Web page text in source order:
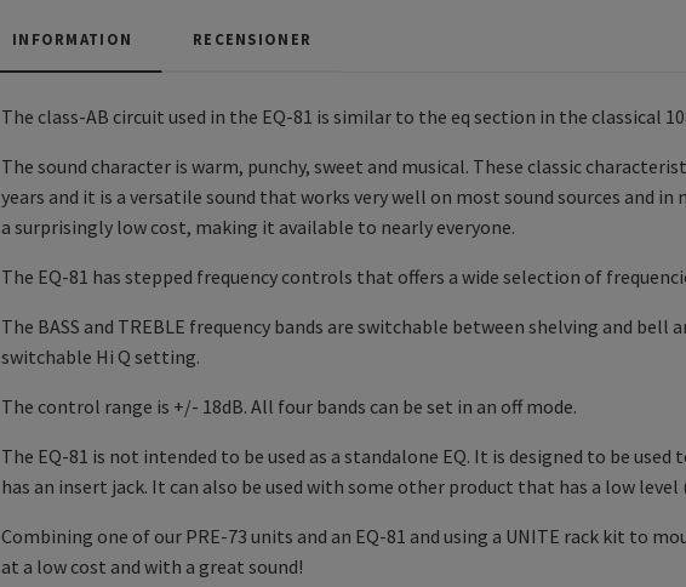
INFORMATION RECENSIONER
The class-AB circuit used in the EQ-81 is similar to the eq section in the classical
The sound character is warm, punchy, sweet and musical. These classic
years and it is a versatile sound that works very well on most sound sources and
a surprisingly low cost, making it available to nearly everyone.
The EQ-81 has stepped frequency controls that offers a wide selection of
The BASS and TREBLE frequency bands are switchable between shelving and
switchable Hi Q setting.
The control range is +/- 18dB. All four bands can be set in an off mode.
The EQ-81 is not intended to be used as a standalone EQ. It is designed to be
has an insert jack. It can also be used with some other product that has a low
Combining one of our PRE-73 units and an EQ-81 and using a UNITE rack kit to
at a low cost and with a great sound!